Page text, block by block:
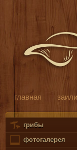
главная
грибы
фотогалерея